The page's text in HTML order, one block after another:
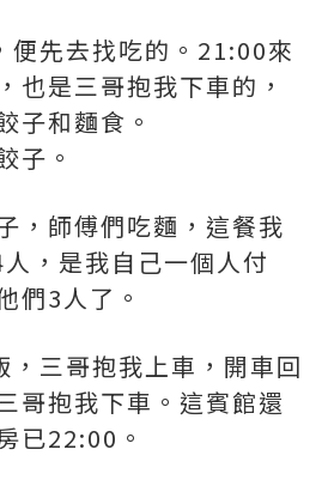
便先去找吃的。21:00來
也是三哥抱我下車的，
子和麵食。
子。
，師傅們吃麵，這餐我
，是我自己一個人付
們3人了。
三哥抱我上車，開車回
哥抱我下車。這賓館還
已22:00。